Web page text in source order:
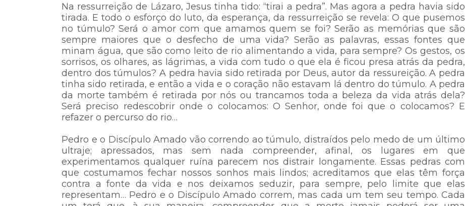
Na ressurreição de Lázaro, Jesus tinha tido: “tirai a pedra”. Mas agora a pedra havia sido
tirada. E todo o esforço do luto, da esperança, da ressurreição se revela: O que pusemos
no túmulo? Será o amor com que amamos quem se foi? Serão as memórias que são
sempre maiores que o desfecho de uma vida? Serão as palavras, essas fontes que
minam água, que são como leito de rio alimentando a vida, para sempre? Os gestos, os
sorrisos, os olhares, as lágrimas, a vida com tudo o que ela é ficou presa atrás da pedra,
dentro dos túmulos? A pedra havia sido retirada por Deus, autor da ressureição. A pedra
tinha sido retirada, e então a vida e o coração não estavam lá dentro do túmulo. A pedra
da morte também é retirada por nós ou trancamos toda a beleza da vida atrás dela?
Será preciso redescobrir onde o colocamos: O Senhor, onde foi que o colocamos? E
refazer o percurso do rio…
Pedro e o Discípulo Amado vão correndo ao túmulo, distraídos pelo medo de um último
ultraje; apressados, mas sem nada compreender, afinal, os lugares em que
experimentamos qualquer ruína parecem nos distrair longamente. Essas pedras com
que costumamos fechar nossos sonhos mais lindos; acreditamos que elas têm força
contra a fonte da vida e nos deixamos seduzir, para sempre, pelo limite que elas
representam… Pedro e o Discípulo Amado correm, mas cada um tem seu tempo. Cada